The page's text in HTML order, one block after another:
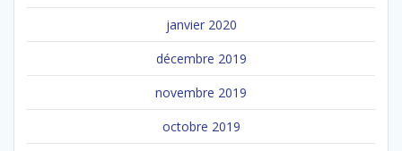
janvier 2020
décembre 2019
novembre 2019
octobre 2019